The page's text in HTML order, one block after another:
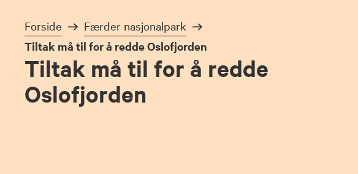
Forside Færder nasjonalpark
Tiltak må til for å redde Oslofjorden
Tiltak må til for å redde
Oslofjorden